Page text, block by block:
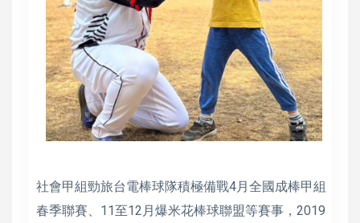
社會甲組勁旅台電棒球隊積極備戰4月全國成棒甲組
春季聯賽、11至12月爆米花棒球聯盟等賽事，2019